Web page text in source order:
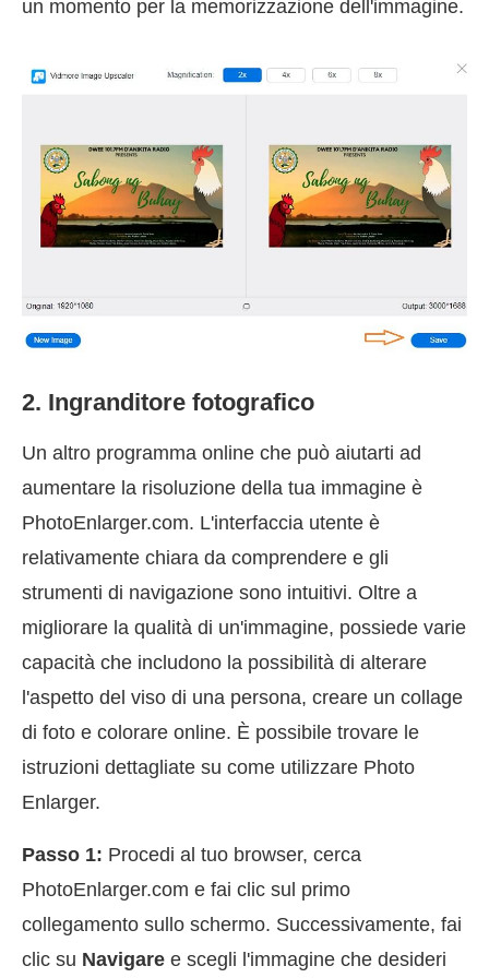
un momento per la memorizzazione dell'immagine.
2. Ingranditore fotografico
Un altro programma online che può aiutarti ad
aumentare la risoluzione della tua immagine è
PhotoEnlarger.com. L'interfaccia utente è
relativamente chiara da comprendere e gli
strumenti di navigazione sono intuitivi. Oltre a
migliorare la qualità di un'immagine, possiede varie
capacità che includono la possibilità di alterare
l'aspetto del viso di una persona, creare un collage
di foto e colorare online. È possibile trovare le
istruzioni dettagliate su come utilizzare Photo
Enlarger.
Passo 1: Procedi al tuo browser, cerca
PhotoEnlarger.com e fai clic sul primo
collegamento sullo schermo. Successivamente, fai
clic su Navigare e scegli l'immagine che desideri